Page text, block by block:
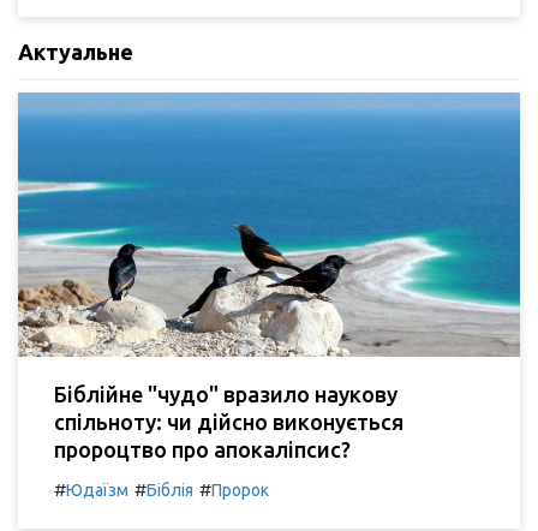
Актуальне
Біблійне "чудо" вразило наукову
спільноту: чи дійсно виконується
пророцтво про апокаліпсис?
#Юдаїзм #Біблія #Пророк